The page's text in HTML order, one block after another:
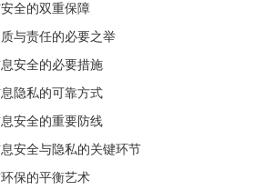
全的双重保障
与责任的必要之举
安全的必要措施
隐私的可靠方式
安全的重要防线
安全与隐私的关键环节
保的平衡艺术